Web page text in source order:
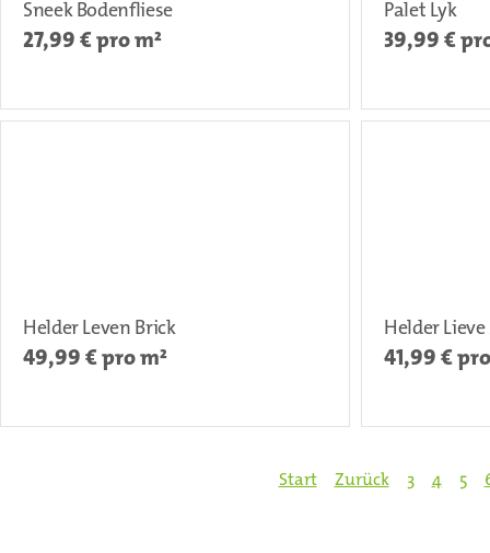
Sneek Bodenfliese
27,99 € pro m²
Palet Lyk
39,99 €
Helder Leven Brick
49,99 € pro m²
Helder
41,99 €
Start Zurück 3 4 5